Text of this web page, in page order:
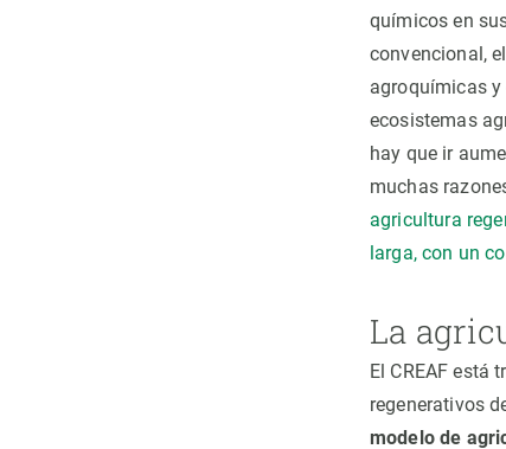
químicos en
convencional,
agroquímicas
ecosistemas
hay que ir
muchas
agricultura
larga, con un
La
El CREAF está
regenerativos
modelo de